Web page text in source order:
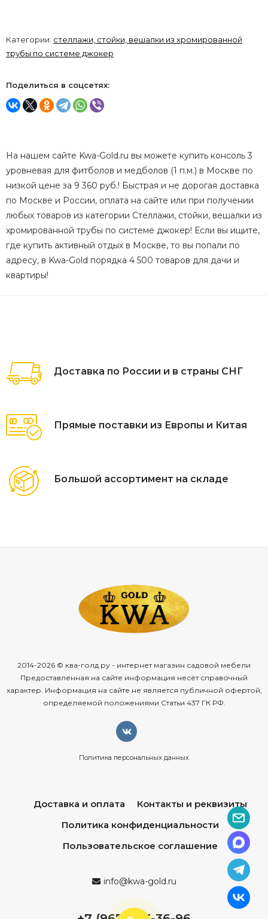
Категории: стеллажи, стойки, вешалки из хромированной
трубы по системе джокер
Поделиться в соцсетях:
На нашем сайте Kwa-Gold.ru вы можете купить консоль 3
уровневая для фитболов и медболов (1 п.м.) в Москве по
низкой цене за 9 360 руб.! Быстрая и не дорогая доставка
по Москве и России, оплата на сайте или при получении
любых товаров из категории Стеллажи, стойки, вешалки из
хромированной трубы по системе джокер! Если вы ищите,
где купить активный отдых в Москве, то вы попали по
адресу, в Kwa-Gold порядка 4 500 товаров для дачи и
квартиры!
Доставка по России и в страны СНГ
Прямые поставки из Европы и Китая
Большой ассортимент на складе
2014-2026 © ква-голд.ру - интернет магазин садовой мебели
Предоставленная на сайте информация несёт справочный
характер. Информация на сайте не является публичной офертой,
определяемой положениями Статьи 437 ГК РФ.
Политика персональных данных
Доставка и оплата
Контакты и реквизиты
Политика конфиденциальности
Пользовательское соглашение
info@kwa-gold.ru